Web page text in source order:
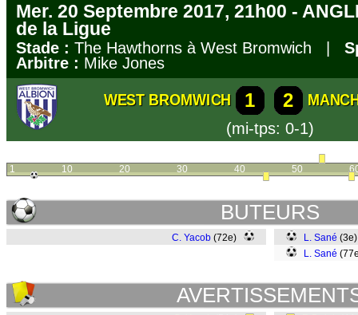
Mer. 20 Septembre 2017, 21h00 -
de la Ligue
Stade : The Hawthorns à West Bromwich |
Arbitre : Mike Jones
WEST BROMWICH 1 2
(mi-tps: 0-1)
1 10 20 30 40 50
BUTEURS
C. Yacob (72e) L. Sané
L. Sané